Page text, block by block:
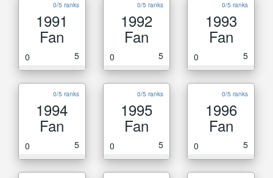
0/5 ranks
1991
Fan
0 5
0/5 ranks
1992
Fan
0 5
0/5 ranks
1993
Fan
0 5
0/5 ranks
1994
Fan
0 5
0/5 ranks
1995
Fan
0 5
0/5 ranks
1996
Fan
0 5